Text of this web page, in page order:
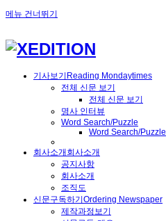
메뉴 건너뛰기
기사보기 Reading Mondaytimes
전체 신문 보기
전체 신문 보기
명사 인터뷰
Word Search/Puzzle
Word Search/Puzzle
회사소개 회사소개
공지사항
회사소개
조직도
신문구독하기 Ordering Newspaper
제작과정보기